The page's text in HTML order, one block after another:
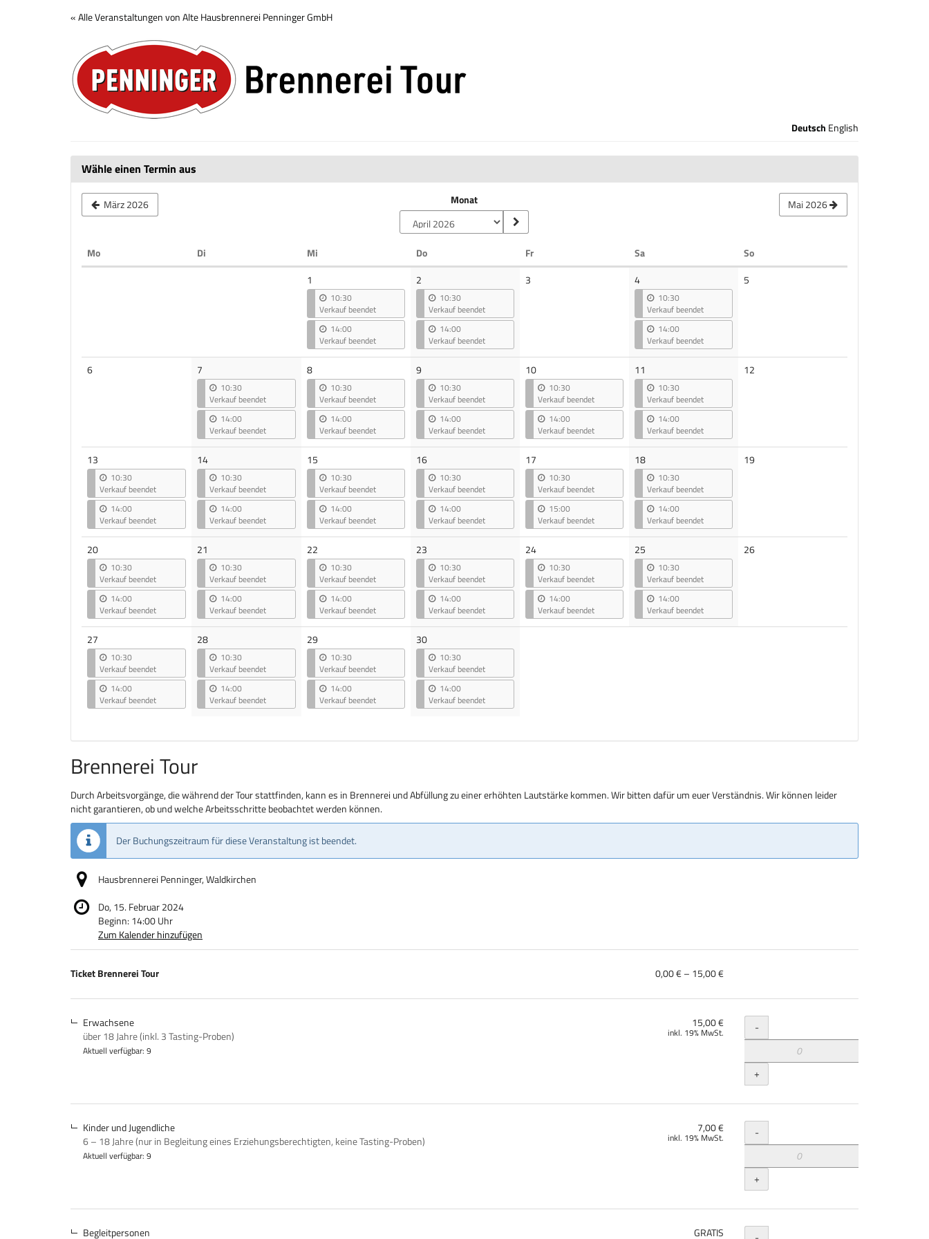
« Alle Veranstaltungen von Alte Hausbrennerei Penninger GmbH
Brennerei
Tour
Deutsch English
Wähle einen Termin aus
März 2026 Monat Mai 2026
MoMontag Di Mi DoDonnerstag FrFreitag SaSamstag SoSonntag
1
10:30
Verkauf beendet
14:00
Verkauf beendet
2
10:30
Verkauf beendet
14:00
Verkauf beendet
3 4
10:30
Verkauf beendet
14:00
Verkauf beendet
5
6Keine
7
10:30
Verkauf beendet
14:00
Verkauf beendet
8
10:30
Verkauf beendet
14:00
Verkauf beendet
9
10:30
Verkauf beendet
14:00
Verkauf beendet
10
10:30
Verkauf beendet
14:00
Verkauf beendet
11
10:30
Verkauf beendet
14:00
Verkauf beendet
12
13
10:30
Verkauf beendet
14:00
Verkauf beendet
14
10:30
Verkauf beendet
14:00
Verkauf beendet
15
10:30
Verkauf beendet
14:00
Verkauf beendet
16
10:30
Verkauf beendet
14:00
Verkauf beendet
17
10:30
Verkauf beendet
15:00
Verkauf beendet
18
10:30
Verkauf beendet
14:00
Verkauf beendet
19Keine
20
10:30
Verkauf beendet
14:00
Verkauf beendet
21
10:30
Verkauf beendet
14:00
Verkauf beendet
22
10:30
Verkauf beendet
14:00
Verkauf beendet
23
10:30
Verkauf beendet
14:00
Verkauf beendet
24
10:30
Verkauf beendet
14:00
Verkauf beendet
25
10:30
Verkauf beendet
14:00
Verkauf beendet
26Keine
27
10:30
Verkauf beendet
14:00
Verkauf beendet
28
10:30
Verkauf beendet
14:00
Verkauf beendet
29
10:30
Verkauf beendet
14:00
Verkauf beendet
30
10:30
Verkauf beendet
14:00
Verkauf beendet
Brennerei Tour
Durch Arbeitsvorgänge, die während der Tour stattfinden, kann es in Brennerei und Abfüllung zu einer erhöhten Lautstärke kommen. Wir bitten dafür um euer Verständnis. Wir können leider
nicht garantieren, ob und welche Arbeitsschritte beobachtet werden können.
Der Buchungszeitraum für diese Veranstaltung ist beendet.
Hausbrennerei Penninger, Waldkirchen
Do, 15. Februar 2024
Beginn: 14:00Uhr
Zum Kalender hinzufügen
Produkte
Produkte
Ticket Brennerei Tour
von
bis
0,00 € – 15,00 €
Erwachsene
über 18 Jahre (inkl. 3 Tasting-Proben)
Aktuell verfügbar: 9
15,00 €
inkl. 19% MwSt. Menge
-
+
Kinder und Jugendliche
6 – 18 Jahre (nur in Begleitung eines Erziehungsberechtigten, keine Tasting-Proben)
Aktuell verfügbar: 9
7,00 €
inkl. 19% MwSt. Menge
-
+
Begleitpersonen GRATIS